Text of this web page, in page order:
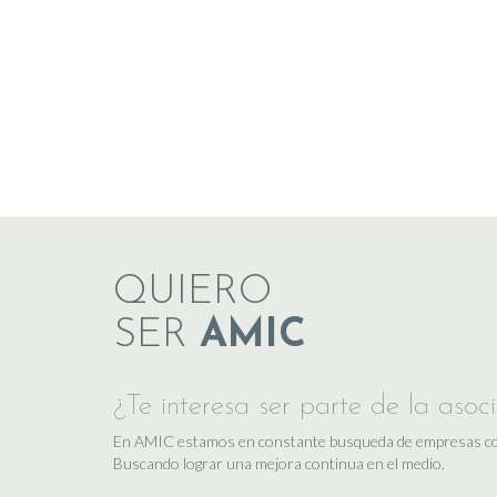
QUIERO
SER AMIC
¿Te interesa ser parte de la
En AMIC estamos en constante busqueda de empresas
Buscando lograr una mejora continua en el medio.